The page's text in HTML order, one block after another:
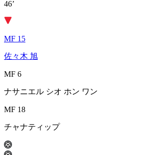
46’
MF 15
佐々木 旭
MF 6
ナサニエル シオ ホン ワン
MF 18
チャナティップ